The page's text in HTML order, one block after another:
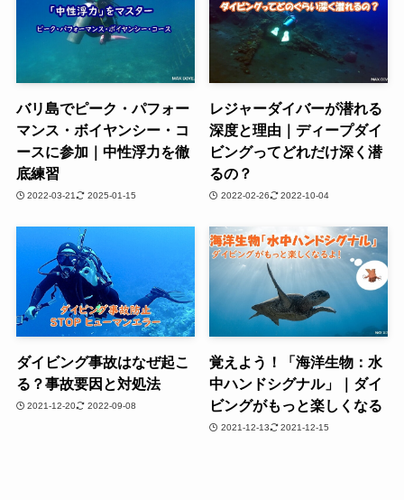
バリ島でピーク・パフォー
マンス・ボイヤンシー・コ
ースに参加｜中性浮力を徹
底練習
2022-03-21 2025-01-15
レジャーダイバーが潜れる
深度と理由｜ディープダイ
ビングってどれだけ深く潜
るの？
2022-02-26 2022-10-04
ダイビング事故はなぜ起こ
る？事故要因と対処法
2021-12-20 2022-09-08
覚えよう！「海洋生物：水
中ハンドシグナル」｜ダイ
ビングがもっと楽しくなる
2021-12-13 2021-12-15